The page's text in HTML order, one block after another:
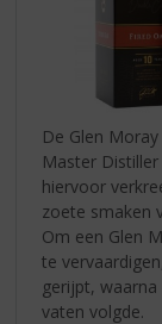
De Glen
Master
hiervoor
zoete smaken
Om een Glen
te
gerijpt,
vaten volgde.